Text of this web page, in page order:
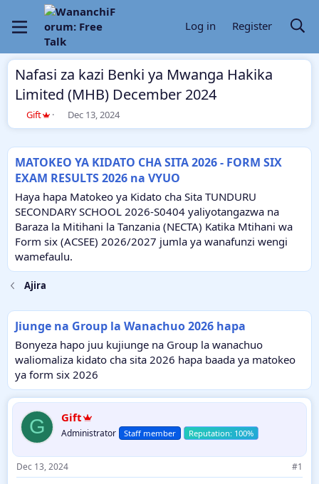
Log in Register
Nafasi za kazi Benki ya Mwanga Hakika
Limited (MHB) December 2024
T
h
a
d
t
a
r
t
e
Gift
S
t
t
d
a
t
e
Dec 13, 2024
MATOKEO YA KIDATO CHA SITA 2026 - FORM SIX
EXAM RESULTS 2026 na VYUO
Haya hapa Matokeo ya Kidato cha Sita TUNDURU
SECONDARY SCHOOL 2026-S0404 yaliyotangazwa na
Baraza la Mitihani la Tanzania (NECTA) Katika Mtihani wa
Form six (ACSEE) 2026/2027 jumla ya wanafunzi wengi
wamefaulu.
Ajira
Jiunge na Group la Wanachuo 2026 hapa
Bonyeza hapo juu kujiunge na Group la wanachuo
waliomaliza kidato cha sita 2026 hapa baada ya matokeo
ya form six 2026
G Gift
Administrator Staff member
Dec 13, 2024 #1